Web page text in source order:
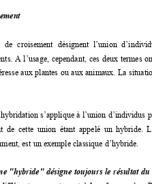
de croisement désignent l’union
A l’usage, cependant, ces deux termes
aux plantes ou aux animaux. La
s’applique à l’union d’individus
de cette union étant appelé un hybride.
est un exemple classique d’hybride.
"hybride" désigne toujours le résultat